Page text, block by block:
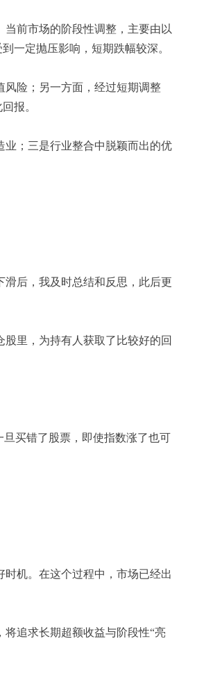
前市场的阶段性调整，主要由以
一定抛压影响，短期跌幅较深。
险；另一方面，经过短期调整
报。
；三是行业整合中脱颖而出的优
后，我及时总结和反思，此后更
里，为持有人获取了比较好的回
买错了股票，即使指数涨了也可
机。在这个过程中，市场已经出
追求长期超额收益与阶段性“亮